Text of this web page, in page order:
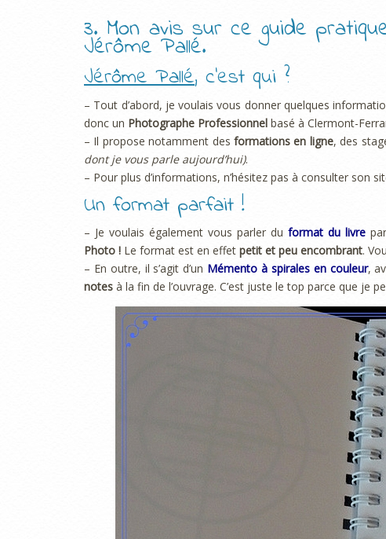
3. Mon avis sur ce guide
Jérôme Pallé.
Jérôme Pallé, c’est qui ?
– Tout d’abord, je voulais vous donner quelques
donc un Photographe Professionnel basé à Clermont-
– Il propose notamment desformations en ligne, des
dont je vous parle aujourd’hui).
– Pour plus d’informations, n’hésitez pas à consulter son
Un format parfait !
– Je voulais également vous parler du format du livre
Photo ! Le format est en effet petit et peu encombrant.
– En outre, il s’agit d’un Mémento à spirales en couleur,
notes à la fin de l’ouvrage. C’est juste le top parce que je